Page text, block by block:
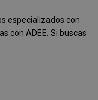
especializados con
con ADEE. Si buscas